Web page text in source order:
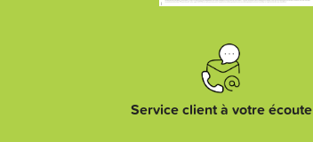
Service client à votre écoute